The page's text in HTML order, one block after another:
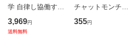
学 自律し協働する
専門職の看護マネ
ジメントスキル 改
3,969円
送料無料
チャットモンチー /
キューンレコード
[CD]【メール便送
355円